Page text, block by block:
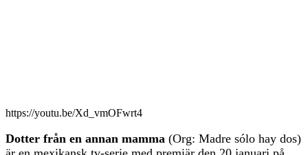
https://youtu.be/Xd_vmOFwrt4
Dotter från en annan mamma (Org: Madre sólo hay dos)